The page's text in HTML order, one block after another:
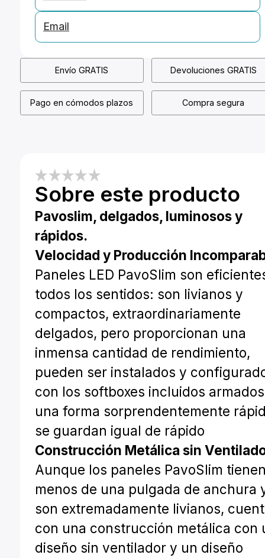
Email
Envío GRATIS Devoluciones GRATIS
Pago en cómodos plazos Compra segura
Sobre este producto
Pavoslim, delgados, luminosos y
rápidos.
Velocidad y Producción
Paneles LED PavoSlim son
todos los sentidos: son livianos y
compactos, extraordinariamente
delgados, pero proporcionan una
inmensa cantidad de rendimiento,
pueden ser instalados y
con los softboxes incluidos
una forma sorprendentemente
se guardan igual de rápido
Construcción Metálica sin
Aunque los paneles PavoSlim
menos de una pulgada de anchura
son extremadamente livianos,
con una construcción metálica con
diseño sin ventilador y un diseño